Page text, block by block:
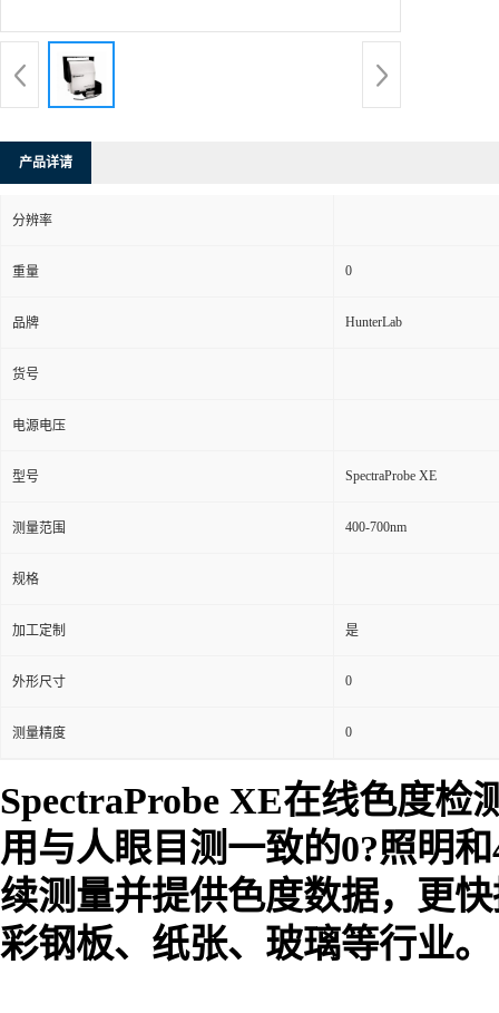
产品详请
分辨率
重量 0
品牌 HunterLab
货号
电源电压
型号 SpectraProbe XE
测量范围 400-700nm
规格
加工定制 是
外形尺寸 0
测量精度 0
SpectraProbe XE在线色度检
用与人眼目测一致的0?照明
续测量并提供色度数据，更
彩钢板、纸张、玻璃等行业。